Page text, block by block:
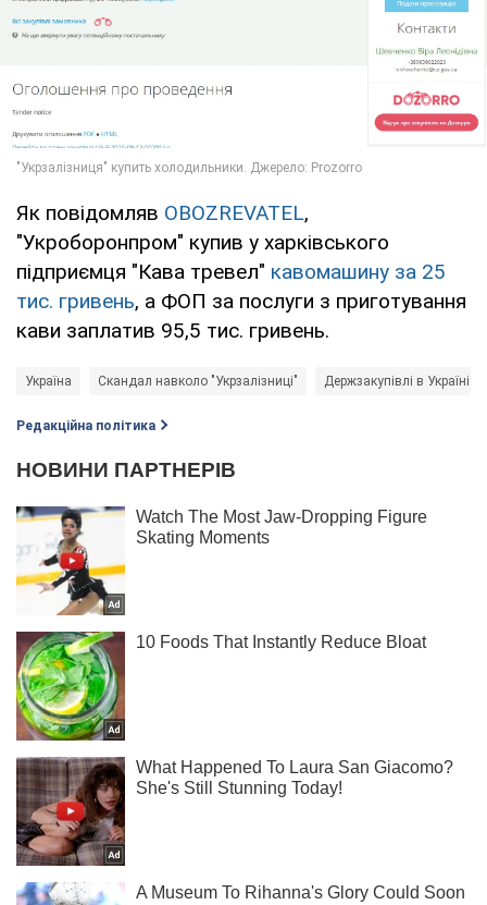
Як повідомляв OBOZREVATEL,
"Укроборонпром" купив у харківського
підприємця "Кава тревел" кавомашину за 25
тис. гривень, а ФОП за послуги з приготування
кави заплатив 95,5 тис. гривень.
Україна Скандал навколо "Укрзалізниці" Держзакупівлі в Україні
Редакційна політика